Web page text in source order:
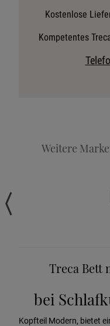
Kostenlose
Kompetentes
Weitere
Treca Bett
bei
Kopfteil Modern, bietet